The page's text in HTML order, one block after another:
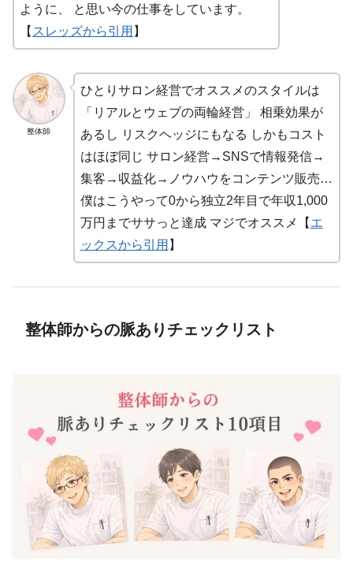
ように、 と思い今の仕事をしています。
【 スレッズから引用 】
整体師
ひとりサロン経営でオススメのスタイルは
「リアルとウェブの両輪経営」 相乗効果が
あるし リスクヘッジにもなる しかもコスト
はほぼ同じ サロン経営→SNSで情報発信→
集客→収益化→ノウハウをコンテンツ販売…
僕はこうやって0から独立2年目で年収1,000
万円までササっと達成 マジでオススメ【 エ
ックスから引用 】
整体師からの脈ありチェックリスト